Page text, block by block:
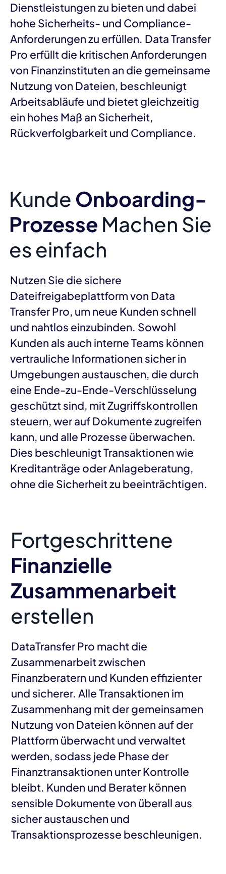
Dienstleistungen zu bieten und dabei
hohe Sicherheits- und Compliance-
Anforderungen zu erfüllen. Data Transfer
Pro erfüllt die kritischen Anforderungen
von Finanzinstituten an die gemeinsame
Nutzung von Dateien, beschleunigt
Arbeitsabläufe und bietet gleichzeitig
ein hohes Maß an Sicherheit,
Rückverfolgbarkeit und Compliance.
Kunde Onboarding-
Prozesse Machen Sie
es einfach
Nutzen Sie die sichere
Dateifreigabeplattform von Data
Transfer Pro, um neue Kunden schnell
und nahtlos einzubinden. Sowohl
Kunden als auch interne Teams können
vertrauliche Informationen sicher in
Umgebungen austauschen, die durch
eine Ende-zu-Ende-Verschlüsselung
geschützt sind, mit Zugriffskontrollen
steuern, wer auf Dokumente zugreifen
kann, und alle Prozesse überwachen.
Dies beschleunigt Transaktionen wie
Kreditanträge oder Anlageberatung,
ohne die Sicherheit zu beeinträchtigen.
Fortgeschrittene
Finanzielle
Zusammenarbeit
erstellen
DataTransfer Pro macht die
Zusammenarbeit zwischen
Finanzberatern und Kunden effizienter
und sicherer. Alle Transaktionen im
Zusammenhang mit der gemeinsamen
Nutzung von Dateien können auf der
Plattform überwacht und verwaltet
werden, sodass jede Phase der
Finanztransaktionen unter Kontrolle
bleibt. Kunden und Berater können
sensible Dokumente von überall aus
sicher austauschen und
Transaktionsprozesse beschleunigen.